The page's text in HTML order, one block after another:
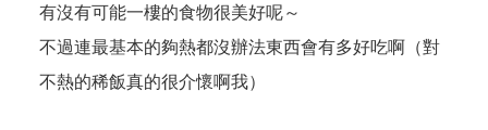
有沒有可能一樓的食物很美好呢～
不過連最基本的夠熱都沒辦法東西會有多好吃啊（對
不熱的稀飯真的很介懷啊我）